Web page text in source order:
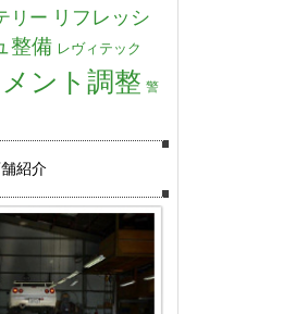
リー リフレッシ
整備 レヴィテック
ント調整 警
紹介